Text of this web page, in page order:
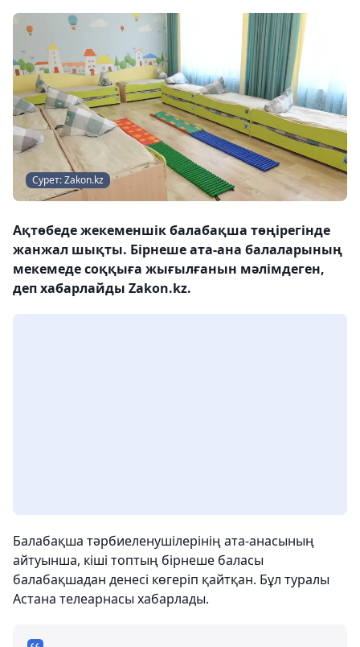
Сурет: Zakon.kz
Ақтөбеде жекеменшік балабақша төңірегінде
жанжал шықты. Бірнеше ата-ана балаларының
мекемеде соққыға жығылғанын мәлімдеген,
деп хабарлайды Zakon.kz.
Балабақша тәрбиеленушілерінің ата-анасының
айтуынша, кіші топтың бірнеше баласы
балабақшадан денесі көгеріп қайтқан. Бұл туралы
Астана телеарнасы хабарлады.